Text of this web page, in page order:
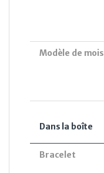
Modèle de mois
Dans la boîte
Bracelet